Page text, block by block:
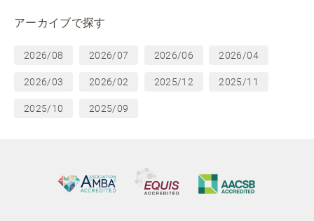
アーカイブで探す
2026/08 2026/07 2026/06 2026/04
2026/03 2026/02 2025/12 2025/11
2025/10 2025/09